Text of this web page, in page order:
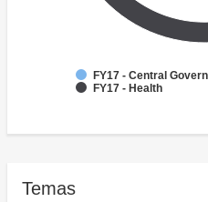
FY17 - Central
FY17 - Health
Temas